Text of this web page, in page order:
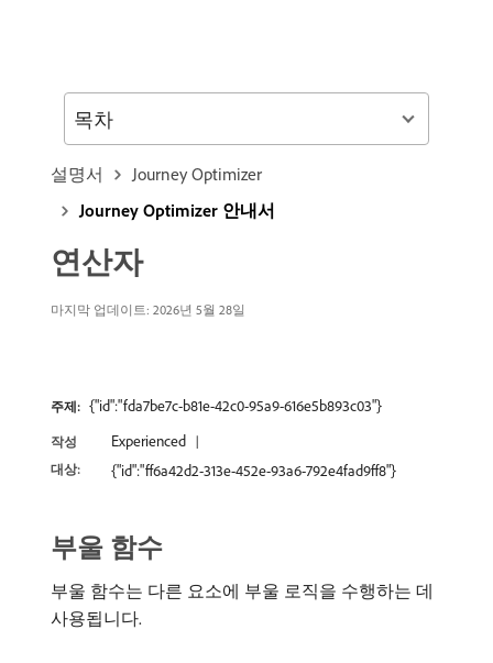
설명서
Journey Optimizer
Journey Optimizer 안내서
연산자
마지막 업데이트: 2026년 5월 28일
주제: {"id":"fda7be7c-b81e-42c0-95a9-616e5b893c03"}
작성
대상:
Experienced
{"id":"ff6a42d2-313e-452e-93a6-792e4fad9ff8"}
부울 함수
부울 함수는 다른 요소에 부울 로직을 수행하는 데
사용됩니다.
목차